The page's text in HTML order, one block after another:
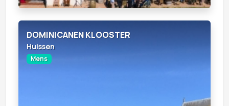
DOMINICANEN KLOOSTER
Huissen
Mens